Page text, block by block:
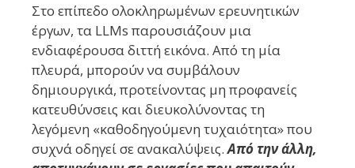
Στο επίπεδο ολοκληρωμένων ερευνητικών
έργων, τα LLMs παρουσιάζουν μια
ενδιαφέρουσα διττή εικόνα. Από τη μία
πλευρά, μπορούν να συμβάλουν
δημιουργικά, προτείνοντας μη προφανείς
κατευθύνσεις και διευκολύνοντας τη
λεγόμενη «καθοδηγούμενη τυχαιότητα» που
συχνά οδηγεί σε ανακαλύψεις.Από την άλλη,